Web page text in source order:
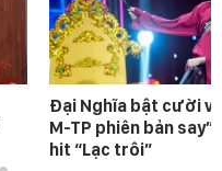
Đại Nghĩa bật cười
M-TP phiên bản say”
hit “Lạc trôi”